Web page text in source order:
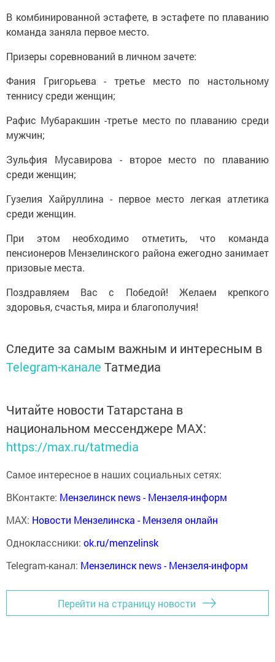
В комбинированной эстафете, в эстафете по плаванию
команда заняла первое место.
Призеры соревнований в личном зачете:
Фания Григорьева - третье место по настольному
теннису среди женщин;
Рафис Мубаракшин -третье место по плаванию среди
мужчин;
Зульфия Мусавирова - второе место по плаванию
среди женщин;
Гузелия Хайруллина - первое место легкая атлетика
среди женщин.
При этом необходимо отметить, что команда
пенсионеров Мензелинского района ежегодно занимает
призовые места.
Поздравляем Вас с Победой! Желаем крепкого
здоровья, счастья, мира и благополучия!
Следите за самым важным и интересным в
Telegram-канале Татмедиа
Читайте новости Татарстана в
национальном мессенджере MАХ:
https://max.ru/tatmedia
Самое интересное в наших социальных сетях:
ВКонтакте: Мензелинск news - Мензеля-информ
MAX: Новости Мензелинска - Мензеля онлайн
Одноклассники: ok.ru/menzelinsk
Telegram-канал: Мензелинск news - Мензеля-информ
Перейти на страницу новости